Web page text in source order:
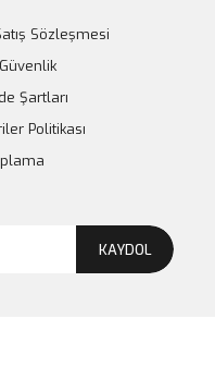
Sözleşmesi
Şartları
Politikası
KAYDOL